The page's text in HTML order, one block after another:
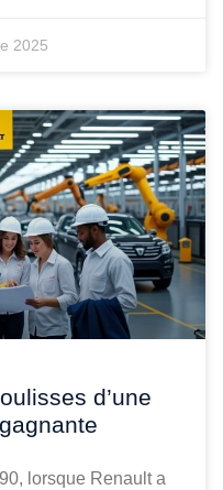
2025
d’une
lorsque Renault a